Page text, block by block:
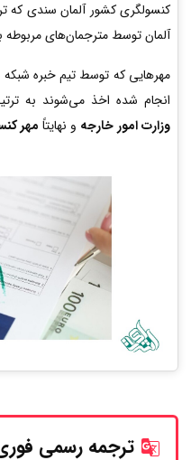
کنسولگری کشور آلمان سندی که
آلمان توسط مترجمان‌های
مهرهایی که توسط تیم خبره شبکه
انجام شده اخذ می‌شوند به
وزارت امور خارجه و نهایتاً مهر
ترجمه رسمی